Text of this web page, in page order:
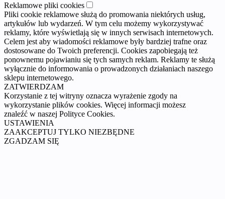
Reklamowe pliki cookies
Pliki cookie reklamowe służą do promowania niektórych usług,
artykułów lub wydarzeń. W tym celu możemy wykorzystywać
reklamy, które wyświetlają się w innych serwisach internetowych.
Celem jest aby wiadomości reklamowe były bardziej trafne oraz
dostosowane do Twoich preferencji. Cookies zapobiegają też
ponownemu pojawianiu się tych samych reklam. Reklamy te służą
wyłącznie do informowania o prowadzonych działaniach naszego
sklepu internetowego.
ZATWIERDZAM
Korzystanie z tej witryny oznacza wyrażenie zgody na
wykorzystanie plików cookies. Więcej informacji możesz
znaleźć w naszej Polityce Cookies.
USTAWIENIA
ZAAKCEPTUJ TYLKO NIEZBĘDNE
ZGADZAM SIĘ